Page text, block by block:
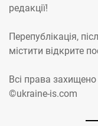
редакції!
Перепублікація,
містити відкрите
Всі права захищено
©ukraine-is.com